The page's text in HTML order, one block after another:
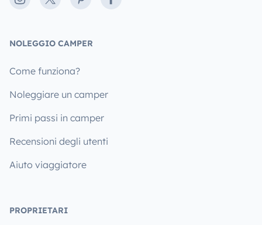
NOLEGGIO CAMPER
Come funziona?
Noleggiare un camper
Primi passi in camper
Recensioni degli utenti
Aiuto viaggiatore
PROPRIETARI